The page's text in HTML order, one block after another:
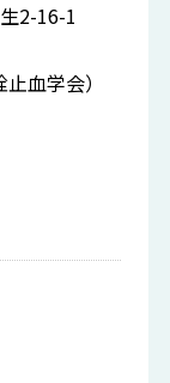
2-16-1
血学会）